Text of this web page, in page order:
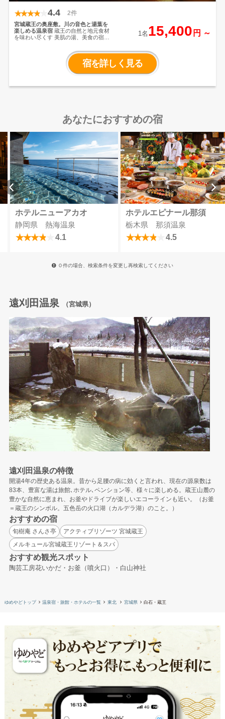
4.4 2件
宮城蔵王の奥座敷。川の音色と湯葉を
楽しめる温泉宿蔵王の自然と地元食材
を味わい尽くす美肌の湯、美食の宿、
蔵王山麓の自然と地の恵みいっぱい
の美食が織りなす贅沢宿
1名 15,400 円 ～
宿を詳しく見る
あなたにおすすめの宿
ホテルニューアカオ
静岡県 熱海温泉
4.1
ホテルエピナール那須
栃木県 那須温泉
4.5
０件の場合、検索条件を変更し再検索してください
遠刈田温泉 （宮城県）
遠刈田温泉の特徴
開湯4年の歴史ある温泉。昔から足腰の病に効くと言われ、現在の源泉数は
83本、豊富な湯は旅館､ホテル､ペンション等、様々に楽しめる。蔵王山麓の
豊かな自然に恵まれ、お釜やドライブが楽しいエコーラインも近い。（お釜
＝蔵王のシンボル。五色岳の火口湖（カルデラ湖）のこと。）
おすすめの宿
旬樹庵 さんさ亭
アクティブリゾーツ 宮城蔵王
メルキュール宮城蔵王リゾート＆スパ
おすすめ観光スポット
陶芸工房花いかだ・お釜（噴火口）・白山神社
ゆめやどトップ 温泉宿・旅館・ホテルの一覧 東北 宮城県 白石・蔵王